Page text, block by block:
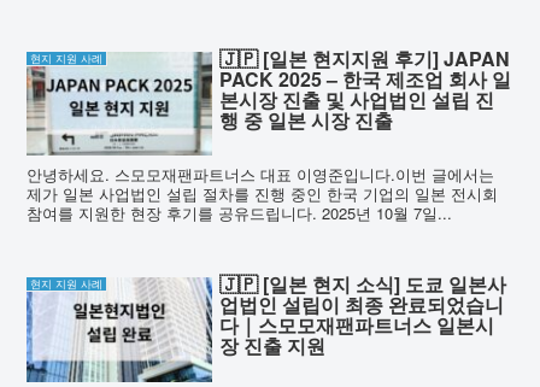
현지 지원 사례 🇯🇵 [일본 현지지원 후기] JAPAN
PACK 2025 – 한국 제조업 회사 일
본시장 진출 및 사업법인 설립 진
행 중 일본 시장 진출
안녕하세요. 스모모재팬파트너스 대표 이영준입니다.이번 글에서는
제가 일본 사업법인 설립 절차를 진행 중인 한국 기업의 일본 전시회
참여를 지원한 현장 후기를 공유드립니다. 2025년 10월 7일...
현지 지원 사례 🇯🇵 [일본 현지 소식] 도쿄 일본사
업법인 설립이 최종 완료되었습니
다｜스모모재팬파트너스 일본시
장 진출 지원